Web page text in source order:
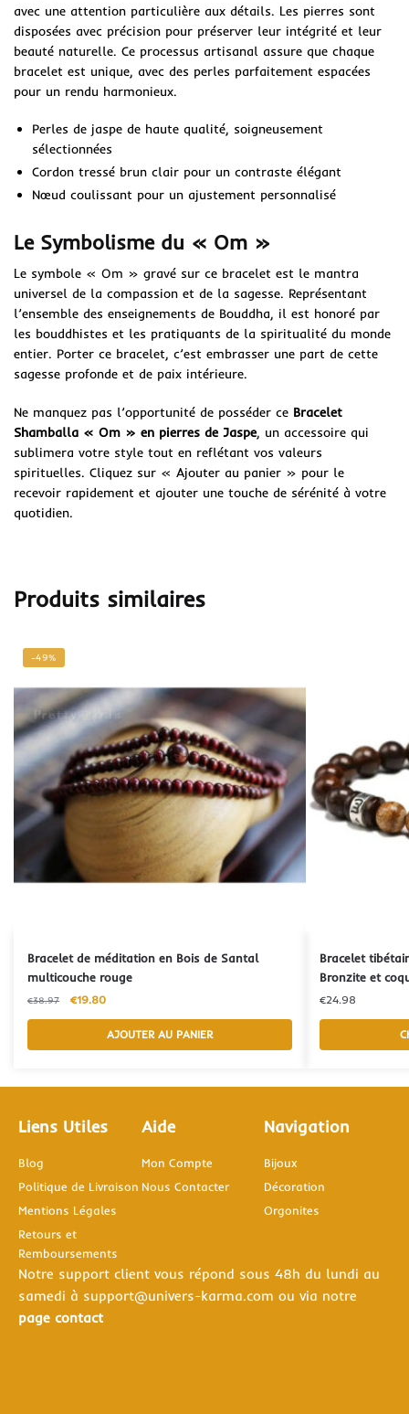
avec une attention particulière aux détails. Les pierres sont
disposées avec précision pour préserver leur intégrité et leur
beauté naturelle. Ce processus artisanal assure que chaque
bracelet est unique, avec des perles parfaitement espacées
pour un rendu harmonieux.
Perles de jaspe de haute qualité, soigneusement
sélectionnées
Cordon tressé brun clair pour un contraste élégant
Nœud coulissant pour un ajustement personnalisé
Le Symbolisme du « Om »
Le symbole « Om » gravé sur ce bracelet est le mantra
universel de la compassion et de la sagesse. Représentant
l’ensemble des enseignements de Bouddha, il est honoré par
les bouddhistes et les pratiquants de la spiritualité du monde
entier. Porter ce bracelet, c’est embrasser une part de cette
sagesse profonde et de paix intérieure.
Ne manquez pas l’opportunité de posséder ce Bracelet
Shamballa « Om » en pierres de Jaspe, un accessoire qui
sublimera votre style tout en reflétant vos valeurs
spirituelles. Cliquez sur « Ajouter au panier » pour le
recevoir rapidement et ajouter une touche de sérénité à votre
quotidien.
Produits similaires
-49%
Bracelet de méditation en Bois de Santal
multicouche rouge
€38.97 €19.80
AJOUTER AU PANIER
Bracelet
Bronzite et
€24.98
Liens Utiles
Blog
Politique de Livraison
Mentions Légales
Retours et
Remboursements
Aide
Mon Compte
Nous Contacter
Navigation
Bijoux
Décoration
Orgonites
Notre support client vous répond sous 48h du lundi au
samedi à support@univers-karma.com ou via notre
page contact